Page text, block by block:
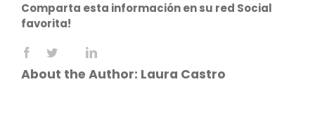
en
Comparta esta información en su red Social
favorita!
Facebook
X RedditLinkedIn
About the Author: Laura Castro